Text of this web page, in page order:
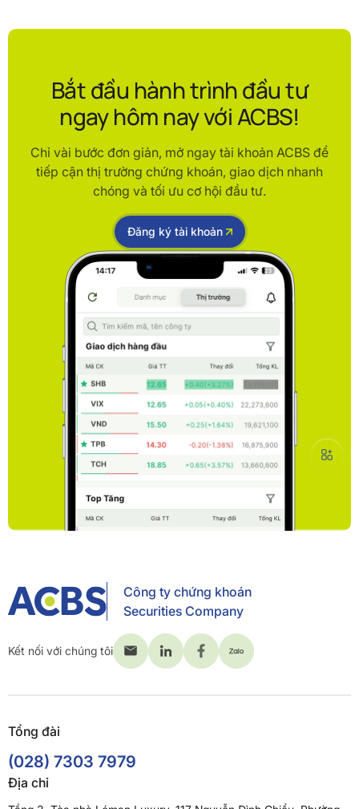
Bắt đầu hành trình đầu tư
ngay hôm nay với ACBS!
Chỉ vài bước đơn giản, mở ngay tài khoản ACBS để
tiếp cận thị trường chứng khoán, giao dịch nhanh
chóng và tối ưu cơ hội đầu tư.
Đăng ký tài khoản
Công ty chứng khoán
Securities Company
Kết nối với chúng tôi
Tổng đài
(028) 7303 7979
Địa chỉ